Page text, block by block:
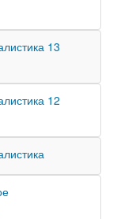
13
12